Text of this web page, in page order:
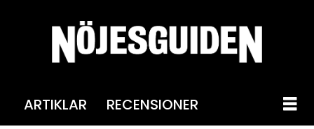
ARTIKLAR RECENSIONER